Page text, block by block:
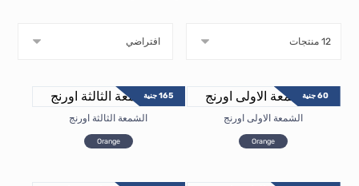
الشمعة الاولى اورنج
Orange
60جنية
الشمعة الثالثة اورنج
Orange
165جنية